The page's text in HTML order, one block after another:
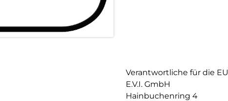
Verantwortliche für die EU
E.V.I. GmbH
Hainbuchenring 4